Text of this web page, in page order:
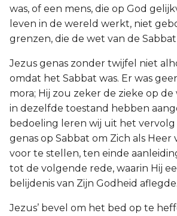
was, of een mens, die op God
leven in de wereld werkt, niet
grenzen, die de wet van de
Jezus genas zonder twijfel niet
omdat het Sabbat was. Er was
mora; Hij zou zeker de zieke op
in dezelfde toestand hebben
bedoeling leren wij uit het vervolg
genas op Sabbat om Zich als Heer
voor te stellen, ten einde
tot de volgende rede, waarin Hij
belijdenis van Zijn Godheid aflegde.
Jezus’ bevel om het bed op te